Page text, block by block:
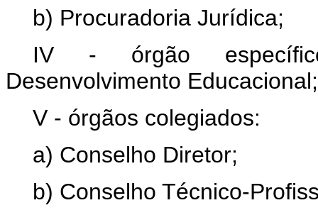
b) Procuradoria Jurídica;
IV - órgão
Desenvolvimento Educacional;
V - órgãos colegiados:
a) Conselho Diretor;
b) Conselho Técnico-